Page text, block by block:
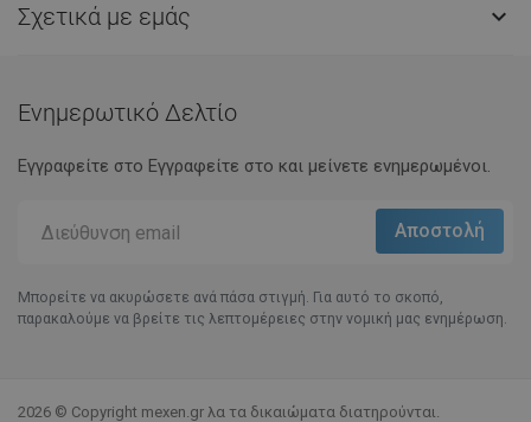
Σχετικά με εμάς 
Ενημερωτικό Δελτίο
Εγγραφείτε στο Eγγραφείτε στο και μείνετε ενημερωμένοι.
Μπορείτε να ακυρώσετε ανά πάσα στιγμή. Για αυτό το σκοπό,
παρακαλούμε να βρείτε τις λεπτομέρειες στην νομική μας ενημέρωση.
2026 © Copyright mexen.gr λα τα δικαιώματα διατηρούνται.